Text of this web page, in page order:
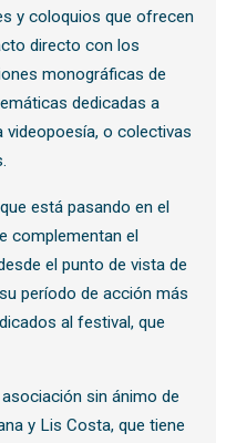
y coloquios que ofrecen
directo con los
monográficas de
dedicadas a
videopoesía, o colectivas
está pasando en el
complementan el
el punto de vista de
período de acción más
al festival, que
sin ánimo de
y Lis Costa, que tiene